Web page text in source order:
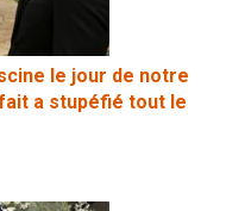
le jour de notre
a stupéfié tout le